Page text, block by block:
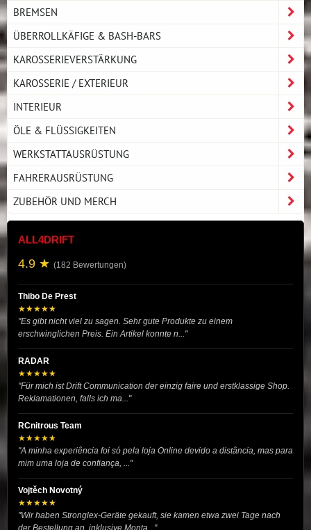
BREMSEN
ÜBERROLLKÄFIGE & BASH-BARS
KAROSSERIEVERSTÄRKUNG
KAROSSERIE / EXTERIEUR
INTERIEUR
ÖLE & FLÜSSIGKEITEN
WERKSTATTAUSRÜSTUNG
FAHRERAUSRÜSTUNG
ZUBEHÖR UND MERCH
ALL4DRIFT
4.9 ★ (182 Bewertungen)
Thibo De Prest
★★★★★
"Es gibt nicht viel zu sagen. Sehr gute Produkte zu einem
erschwinglichen Preis. Ein Artikel konnte n..."
RADAR
★★★★★
"Für mich ist Drift Communication der einzig faire und erstklassige Shop.
Reklamationen, falls ich ma..."
RCnitrous Team
★★★★★
"A minha experiência foi só pela loja Online devido a distância, mas para
mim uma loja de confiança, ..."
Vojtěch Novotný
★★★★★
"Wir haben Stronglex-Geräte gekauft, sie kamen etwa zwei Tage nach
der Bestellung an, inklusive Monta..."